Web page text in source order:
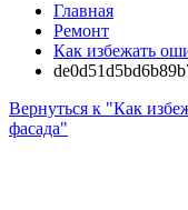
Главная
Ремонт
Как избежать
Вернуться к "Как
фасада"